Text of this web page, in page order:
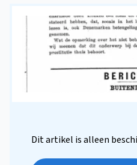
Dit artikel is alleen